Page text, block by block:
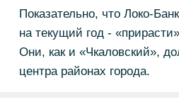
Показательно, что Локо-
на текущий год -
Они, как и «Чкаловский»,
центра районах города.